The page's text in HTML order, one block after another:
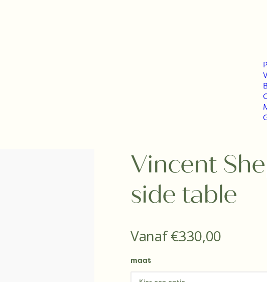
Vincent
side table
Vanaf€330,00
maat